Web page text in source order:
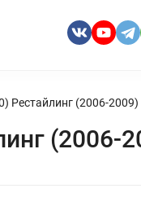
Рестайлинг (2006-2009)
(2006-